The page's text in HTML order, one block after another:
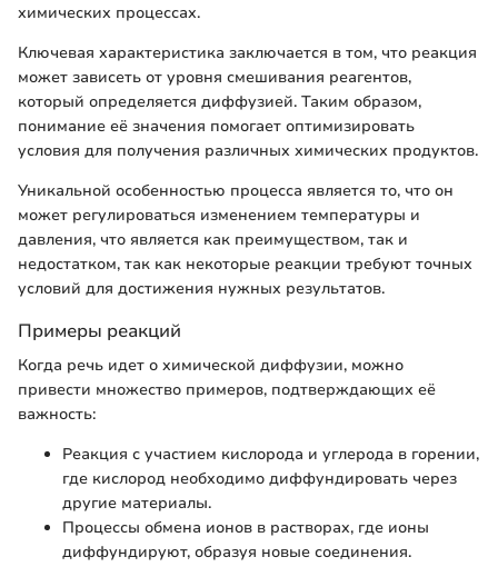
химических процессах.
Ключевая характеристика заключается в том, что реакция
может зависеть от уровня смешивания реагентов,
который определяется диффузией. Таким образом,
понимание её значения помогает оптимизировать
условия для получения различных химических продуктов.
Уникальной особенностью процесса является то, что он
может регулироваться изменением температуры и
давления, что является как преимуществом, так и
недостатком, так как некоторые реакции требуют точных
условий для достижения нужных результатов.
Примеры реакций
Когда речь идет о химической диффузии, можно
привести множество примеров, подтверждающих её
важность:
Реакция с участием кислорода и углерода в горении,
где кислород необходимо диффундировать через
другие материалы.
Процессы обмена ионов в растворах, где ионы
диффундируют, образуя новые соединения.